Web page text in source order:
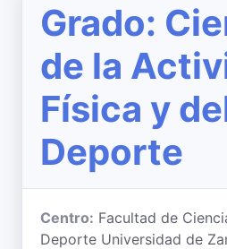
Grado:
de la
Física y
Deporte
Centro: Facultad de
Deporte Universidad de